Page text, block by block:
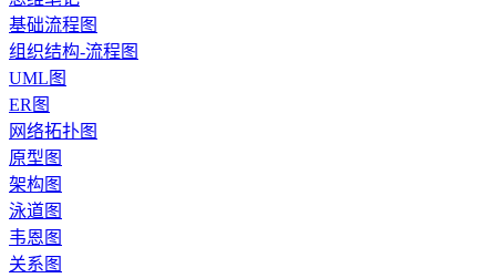
基础流程图
组织结构-流程图
UML图
ER图
网络拓扑图
原型图
架构图
泳道图
韦恩图
关系图